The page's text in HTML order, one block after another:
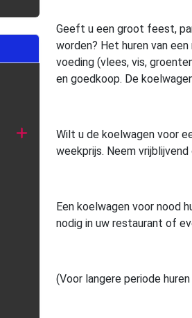
Geeft u een groot feest,
worden? Het huren van
voeding (vlees, vis,
en goedkoop. De
Wilt u de koelwagen voor
weekprijs. Neem
Een koelwagen voor nood
nodig in uw restaurant of
(Voor langere periode